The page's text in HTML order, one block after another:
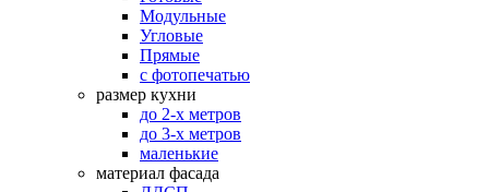
Модульные
Угловые
Прямые
с фотопечатью
размер кухни
до 2-х метров
до 3-х метров
маленькие
материал фасада